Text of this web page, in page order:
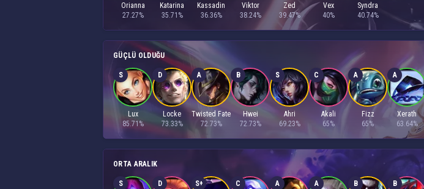
Orianna
27.27%
Katarina
35.71%
Kassadin
36.36%
Viktor
38.24%
Zed
39.47%
Vex
40%
Syndra
40.74%
GÜÇLÜ OLDUĞU
S
Lux
85.71%
D
Locke
73.33%
A
Twisted Fate
72.73%
B
Hwei
72.73%
S
Ahri
69.23%
C
Akali
65%
A
Fizz
65%
A
Xerath
63.64%
ORTA ARALIK
S D S+ C A A B B